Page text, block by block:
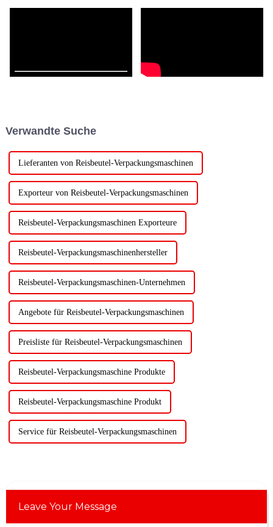
Verwandte Suche
Lieferanten von Reisbeutel-Verpackungsmaschinen
Exporteur von Reisbeutel-Verpackungsmaschinen
Reisbeutel-Verpackungsmaschinen Exporteure
Reisbeutel-Verpackungsmaschinenhersteller
Reisbeutel-Verpackungsmaschinen-Unternehmen
Angebote für Reisbeutel-Verpackungsmaschinen
Preisliste für Reisbeutel-Verpackungsmaschinen
Reisbeutel-Verpackungsmaschine Produkte
Reisbeutel-Verpackungsmaschine Produkt
Service für Reisbeutel-Verpackungsmaschinen
Leave Your Message